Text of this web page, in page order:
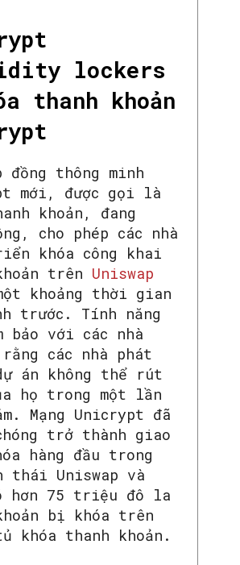
lockers
thanh khoản
đồng thông minh
mới, được gọi là
khoản, đang
cho phép các nhà
khóa công khai
trên Uniswap
khoảng thời gian
trước. Tính năng
bảo với các nhà
các nhà phát
án không thể rút
họ trong một lần
Mạng Unicrypt đã
trở thành giao
hàng đầu trong
thái Uniswap và
hơn 75 triệu đô la
bị khóa trên
khóa thanh khoản.